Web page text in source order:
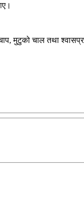
मुटुको चाल तथा